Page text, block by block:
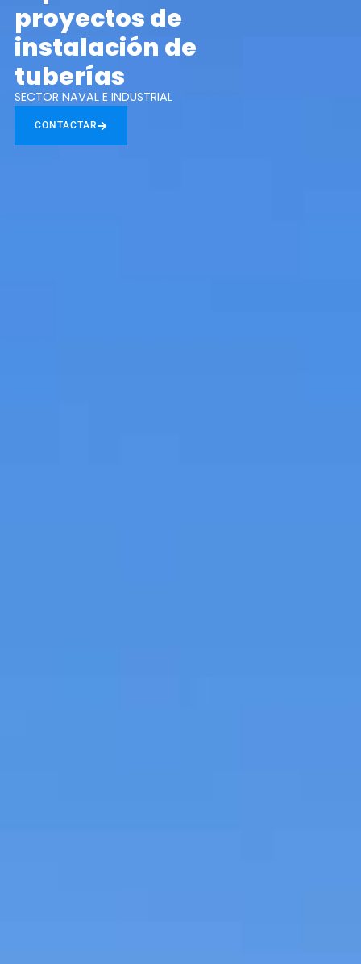
ES EN
proyectos de
instalación de
tuberías
SECTOR NAVAL E INDUSTRIAL
CONTACTAR